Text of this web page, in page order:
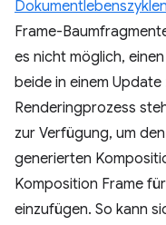
Dokumentlebenszyklen
Frame-
es nicht möglich,
beide in einem
Renderingprozess
zur Verfügung, um
generierten
Komposition Frame
einzufügen. So kann